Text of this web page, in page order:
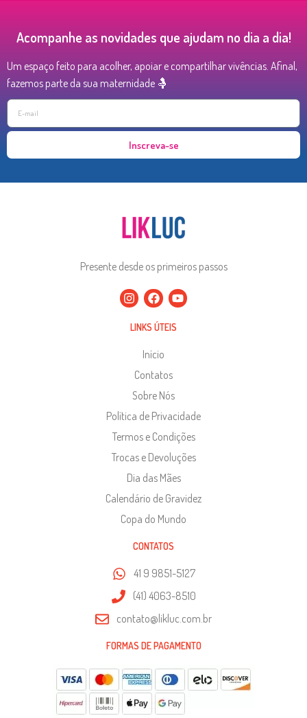
Acompanhe as novidades que ajudam no dia a dia!
Um espaço feito para acolher, apoiar e compartilhar vivências. Afinal,
fazemos parte da sua maternidade 🤱
Inscreva-se
Presente desde os primeiros passos
LINKS ÚTEIS
Início
Contatos
Sobre Nós
Política de Privacidade
Termos e Condições
Trocas e Devoluções
Dia das Mães
Calendário de Gravidez
Copa do Mundo
CONTATOS
41 9 9851-5127
(41) 4063-8510
contato@likluc.com.br
FORMAS DE PAGAMENTO